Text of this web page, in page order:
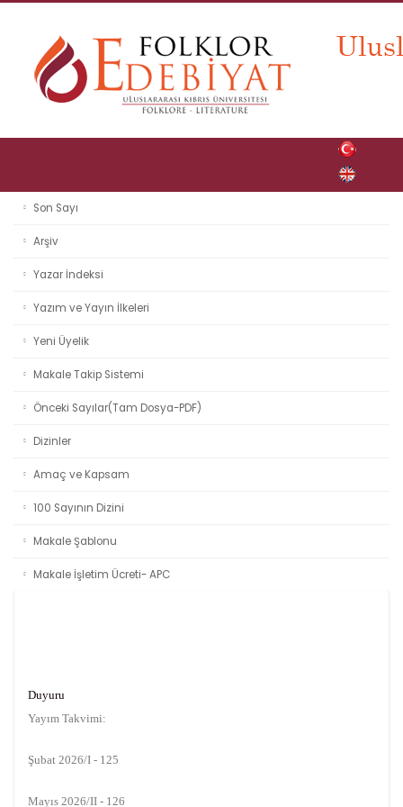
Son Sayı
Arşiv
Yazar İndeksi
Yazım ve Yayın İlkeleri
Yeni Üyelik
Makale Takip Sistemi
Önceki Sayılar(Tam Dosya-PDF)
Dizinler
Amaç ve Kapsam
100 Sayının Dizini
Makale Şablonu
Makale İşletim Ücreti- APC
Duyuru
Yayım Takvimi:
Şubat 2026/I - 125
Mayıs 2026/II - 126